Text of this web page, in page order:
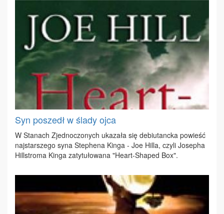
Syn poszedł w ślady ojca
W Sta­nach Zjed­no­czo­nych uka­za­ła się de­biu­tanc­ka po­wieść
naj­star­sze­go sy­na Ste­phe­na Kin­ga - Joe Hil­la, czy­li Jo­se­pha
Hil­l­stro­ma Kin­ga za­ty­tu­ło­wa­na "He­art-Sha­ped Box".